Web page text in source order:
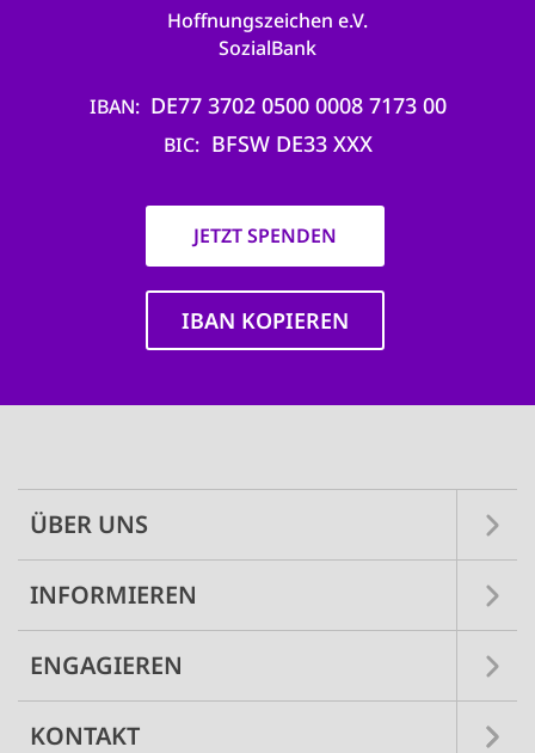
Hoffnungszeichen e.V.
SozialBank
IBAN DE77 3702 0500 0008 7173 00
BIC BFSW DE33 XXX
JETZT SPENDEN
IBAN KOPIEREN
ÜBER UNS
INFORMIEREN
ENGAGIEREN
KONTAKT